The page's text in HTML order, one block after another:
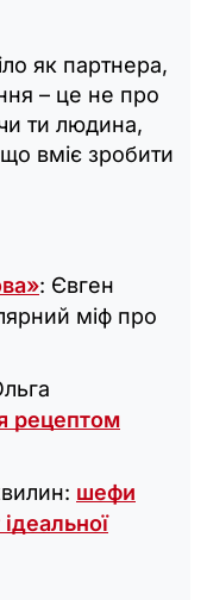
як партнера,
– це не про
чи ти людина,
вміє зробити
: Євген
міф про
рецептом
шефи